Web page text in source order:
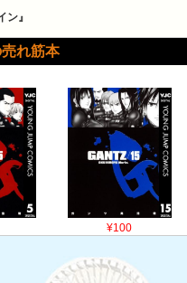
ン』
れ筋本
¥100